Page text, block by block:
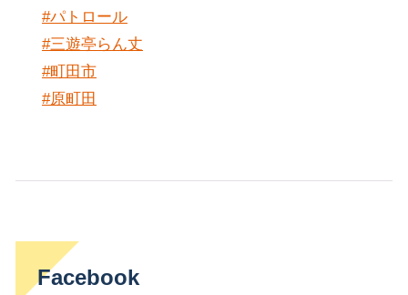
#パトロール
#三遊亭らん丈
#町田市
#原町田
Facebook